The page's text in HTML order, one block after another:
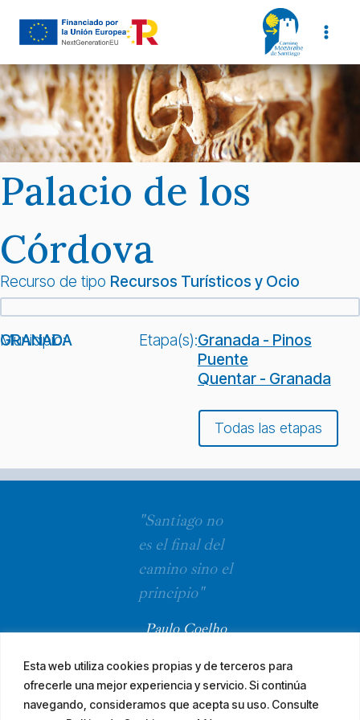
Esta web utiliza cookies propias y de terceros para
ofrecerle una mejor experiencia y servicio. Si continúa
navegando, consideramos que acepta su uso. Consulte
Palacio de los
Córdova
Recurso de tipo Recursos Turísticos y Ocio
Municipio:
GRANADA Etapa(s):Granada - Pinos
Puente
Quentar - Granada
Todas las etapas
"Santiago no
es el final del
camino sino el
principio"
Paulo Coelho